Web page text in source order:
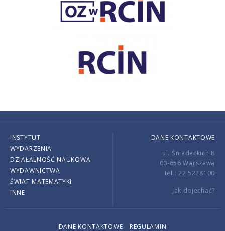
INSTYTUT
WYDARZENIA
DZIAŁALNOŚĆ NAUKOWA
WYDAWNICTWA
ŚWIAT MATEMATYKI
INNE
DANE KONTAKTOWE
ul. Śniadeckich 8
00-656 Warszawa
tel.: 22 5228100
Jak dojechać?
DANE KONTAKTOWE REGULAMIN